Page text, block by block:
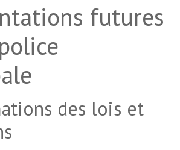
futures
des lois et